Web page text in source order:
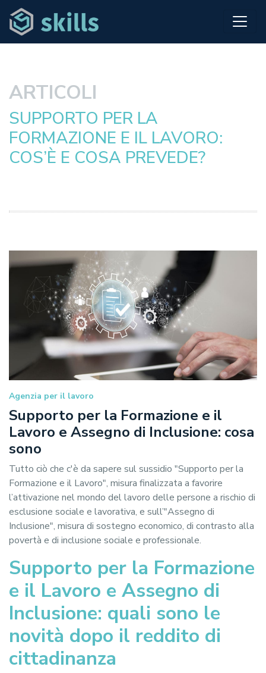
ARTICOLI
SUPPORTO PER LA
FORMAZIONE E IL LAVORO:
COS’È E COSA PREVEDE?
Agenzia per il lavoro
Supporto per la Formazione e il
Lavoro e Assegno di Inclusione: cosa
sono
Tutto ciò che c'è da sapere sul sussidio "Supporto per la
Formazione e il Lavoro", misura finalizzata a favorire
l’attivazione nel mondo del lavoro delle persone a rischio di
esclusione sociale e lavorativa, e sull’"Assegno di
Inclusione", misura di sostegno economico, di contrasto alla
povertà e di inclusione sociale e professionale.
Supporto per la Formazione
e il Lavoro e Assegno di
Inclusione: quali sono le
novità dopo il reddito di
cittadinanza